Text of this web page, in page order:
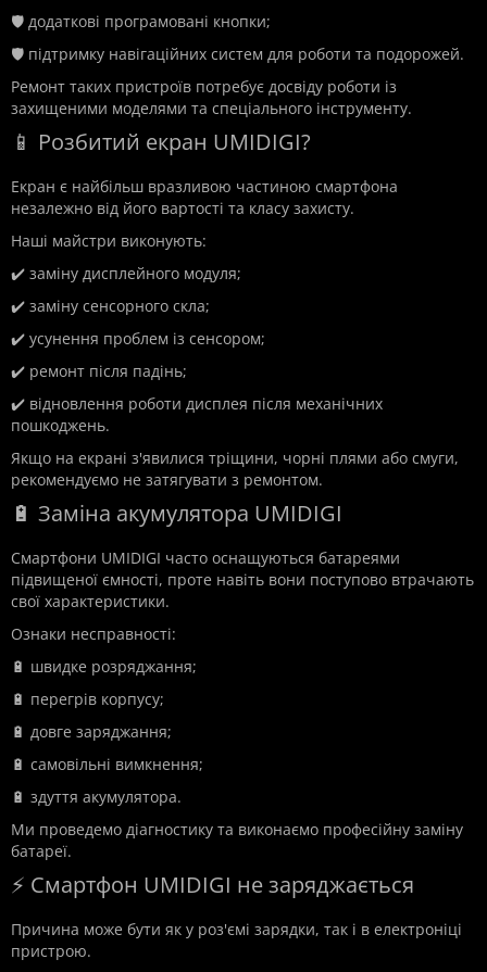
🛡️ додаткові програмовані кнопки;
🛡️ підтримку навігаційних систем для роботи та подорожей.
Ремонт таких пристроїв потребує досвіду роботи із
захищеними моделями та спеціального інструменту.
📱 Розбитий екран UMIDIGI?
Екран є найбільш вразливою частиною смартфона
незалежно від його вартості та класу захисту.
Наші майстри виконують:
✔️ заміну дисплейного модуля;
✔️ заміну сенсорного скла;
✔️ усунення проблем із сенсором;
✔️ ремонт після падінь;
✔️ відновлення роботи дисплея після механічних
пошкоджень.
Якщо на екрані з'явилися тріщини, чорні плями або смуги,
рекомендуємо не затягувати з ремонтом.
🔋 Заміна акумулятора UMIDIGI
Смартфони UMIDIGI часто оснащуються батареями
підвищеної ємності, проте навіть вони поступово втрачають
свої характеристики.
Ознаки несправності:
🔋 швидке розряджання;
🔋 перегрів корпусу;
🔋 довге заряджання;
🔋 самовільні вимкнення;
🔋 здуття акумулятора.
Ми проведемо діагностику та виконаємо професійну заміну
батареї.
⚡ Смартфон UMIDIGI не заряджається
Причина може бути як у роз'ємі зарядки, так і в електроніці
пристрою.